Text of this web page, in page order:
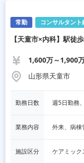
常勤 コンサルタント
【天童市×内科】駅徒
1,600万～1,900
山形県天童市
勤務日数 週5日勤務
業務内容 外来、病棟
施設区分 ケアミック